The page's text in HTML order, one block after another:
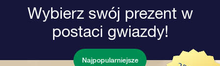
Wybierz swój prezent w
postaci gwiazdy!
Najpopularniejsze